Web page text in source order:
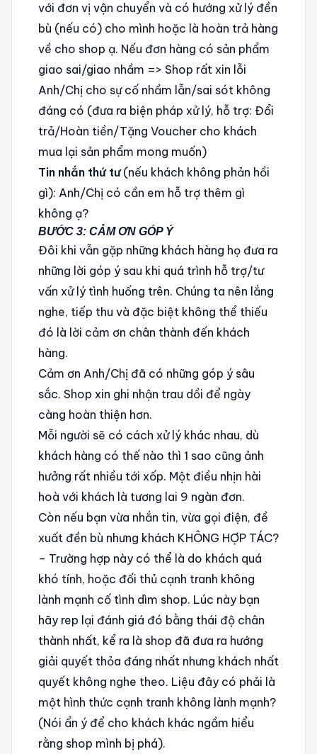
với đơn vị vận chuyển và có hướng xử lý đền
bù (nếu có) cho mình hoặc là hoàn trả hàng
về cho shop ạ. Nếu đơn hàng có sản phẩm
giao sai/giao nhầm => Shop rất xin lỗi
Anh/Chị cho sự cố nhầm lẫn/sai sót không
đáng có (đưa ra biện pháp xử lý, hỗ trợ: Đổi
trả/Hoàn tiền/Tặng Voucher cho khách
mua lại sản phẩm mong muốn)
Tin nhắn thứ tư(nếu khách không phản hồi
gì): Anh/Chị có cần em hỗ trợ thêm gì
không ạ?
BƯỚC 3: CẢM ƠN GÓP Ý
Đôi khi vẫn gặp những khách hàng họ đưa ra
những lời góp ý sau khi quá trình hỗ trợ/tư
vấn xử lý tình huống trên. Chúng ta nên lắng
nghe, tiếp thu và đặc biệt không thể thiếu
đó là lời cảm ơn chân thành đến khách
hàng.
Cảm ơn Anh/Chị đã có những góp ý sâu
sắc. Shop xin ghi nhận trau dồi để ngày
càng hoàn thiện hơn.
Mỗi người sẽ có cách xử lý khác nhau, dù
khách hàng có thế nào thì 1 sao cũng ảnh
hưởng rất nhiều tới xốp. Một điều nhịn hài
hoà với khách là tương lai 9 ngàn đơn.
Còn nếu bạn vừa nhắn tin, vừa gọi điện, đề
xuất đền bù nhưng khách KHÔNG HỢP TÁC?
– Trường hợp này có thể là do khách quá
khó tính, hoặc đối thủ cạnh tranh không
lành mạnh cố tình dìm shop. Lúc này bạn
hãy rep lại đánh giá đó bằng thái độ chân
thành nhất, kể ra là shop đã đưa ra hướng
giải quyết thỏa đáng nhất nhưng khách nhất
quyết không nghe theo. Liệu đây có phải là
một hình thức cạnh tranh không lành mạnh?
(Nói ẩn ý để cho khách khác ngầm hiểu
rằng shop mình bị phá).